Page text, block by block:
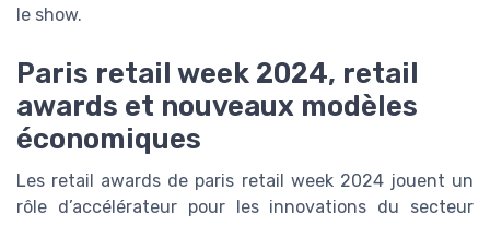
le show.
Paris retail week 2024, retail
awards et nouveaux modèles
économiques
Les retail awards de paris retail week 2024 jouent un
rôle d’accélérateur pour les innovations du secteur